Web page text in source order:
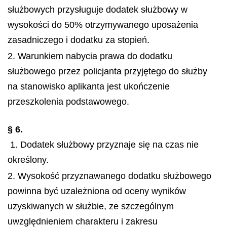
służbowych przysługuje dodatek służbowy w
wysokości do 50% otrzymywanego uposażenia
zasadniczego i dodatku za stopień.
2. Warunkiem nabycia prawa do dodatku
służbowego przez policjanta przyjętego do służby
na stanowisko aplikanta jest ukończenie
przeszkolenia podstawowego.
§ 6.
1. Dodatek służbowy przyznaje się na czas nie
określony.
2. Wysokość przyznawanego dodatku służbowego
powinna być uzależniona od oceny wyników
uzyskiwanych w służbie, ze szczególnym
uwzględnieniem charakteru i zakresu